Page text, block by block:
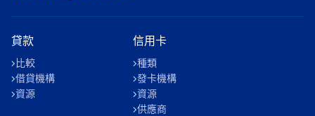
貸款
比較
借貸機構
資源
信用卡
種類
發卡機構
資源
供應商